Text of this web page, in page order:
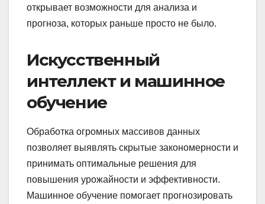
открывает возможности для анализа и
прогноза, которых раньше просто не было.
Искусственный
интеллект и машинное
обучение
Обработка огромных массивов данных
позволяет выявлять скрытые закономерности и
принимать оптимальные решения для
повышения урожайности и эффективности.
Машинное обучение помогает прогнозировать